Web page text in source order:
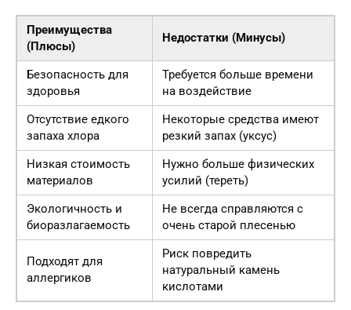
Преимущества
(Плюсы)
Недостатки (Минусы)
Безопасность для
здоровья
Требуется больше времени
на воздействие
Отсутствие едкого
запаха хлора
Некоторые средства имеют
резкий запах (уксус)
Низкая стоимость
материалов
Нужно больше физических
усилий (тереть)
Экологичность и
биоразлагаемость
Не всегда справляются с
очень старой плесенью
Подходят для
аллергиков
Риск повредить
натуральный камень
кислотами